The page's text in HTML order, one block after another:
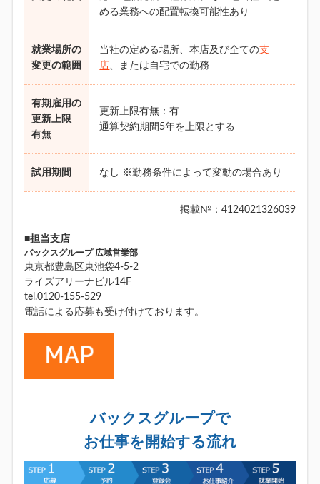
める業務への配置転換可能性あり
就業場所の
変更の範囲
当社の定める場所、本店及び全ての支
店、または自宅での勤務
有期雇用の
更新上限
有無
更新上限有無：有
通算契約期間5年を上限とする
試用期間 なし ※勤務条件によって変動の場合あり
掲載№：4124021326039
■担当支店
バックスグループ 広域営業部
東京都豊島区東池袋4-5-2
ライズアリーナビル14F
tel.0120-155-529
電話による応募も受け付けております。
バックスグループで
お仕事を開始する流れ